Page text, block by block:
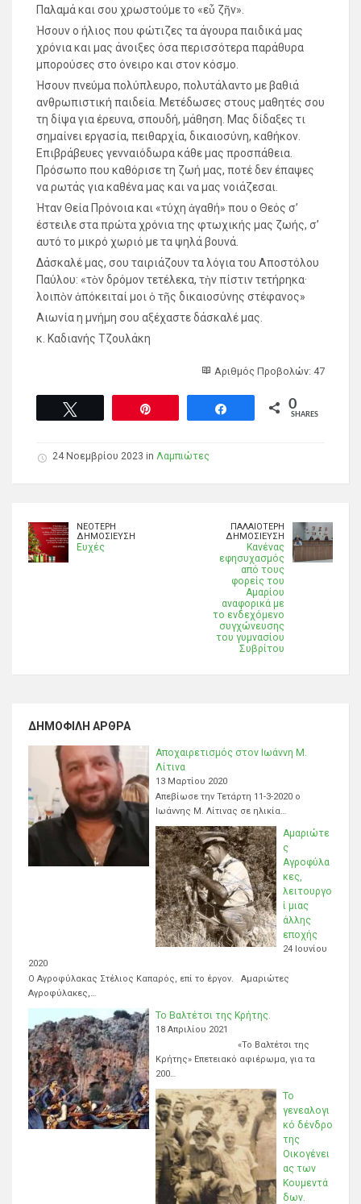
Παλαμά και σου χρωστούμε το «εὖ ζῆν».
Ήσουν ο ήλιος που φώτιζες τα άγουρα παιδικά μας
χρόνια και μας άνοιξες όσα περισσότερα παράθυρα
μπορούσες στο όνειρο και στον κόσμο.
Ήσουν πνεύμα πολύπλευρο, πολυτάλαντο με βαθιά
ανθρωπιστική παιδεία. Μετέδωσες στους μαθητές σου
τη δίψα για έρευνα, σπουδή, μάθηση. Μας δίδαξες τι
σημαίνει εργασία, πειθαρχία, δικαιοσύνη, καθήκον.
Επιβράβευες γενναιόδωρα κάθε μας προσπάθεια.
Πρόσωπο που καθόρισε τη ζωή μας, ποτέ δεν έπαψες
να ρωτάς για καθένα μας και να μας νοιάζεσαι.
Ήταν Θεία Πρόνοια και «τύχη ἀγαθή» που ο Θεός σ’
έστειλε στα πρώτα χρόνια της φτωχικής μας ζωής, σ’
αυτό το μικρό χωριό με τα ψηλά βουνά.
Δάσκαλέ μας, σου ταιριάζουν τα λόγια του Αποστόλου
Παύλου: «τὸν δρόμον τετέλεκα, τὴν πίστιν τετήρηκα·
λοιπὸν ἀπόκειταί μοι ὁ τῆς δικαιοσύνης στέφανος»
Αιωνία η μνήμη σου αξέχαστε δάσκαλέ μας.
κ. Καδιανής Τζουλάκη
Αριθμός Προβολών: 47
0
SHARES
24 Νοεμβρίου 2023 in Λαμπιώτες
ΝΕΌΤΕΡΗ
ΔΗΜΟΣΊΕΥΣΗ
Ευχές
ΠΑΛΑΙΌΤΕΡΗ
ΔΗΜΟΣΊΕΥΣΗ
Κανένας
εφησυχασμός
από τους
φορείς του
Αμαρίου
αναφορικά με
το ενδεχόμενο
συγχώνευσης
του γυμνασίου
Συβρίτου
ΔΗΜΟΦΙΛΉ ΆΡΘΡΑ
Αποχαιρετισμός στον Ιωάννη Μ.
Λίτινα
13 Μαρτίου 2020
Απεβίωσε την Τετάρτη 11-3-2020 ο
Ιωάννης Μ. Λίτινας σε ηλικία…
Αμαριώτε
ς
Αγροφύλα
κες,
λειτουργο
ί μιας
άλλης
εποχής
24 Ιουνίου
2020
Ο Αγροφύλακας Στέλιος Καπαρός, επί το έργον. Αμαριώτες
Αγροφύλακες,…
Το Βαλτέτσι της Κρήτης.
18 Απριλίου 2021
«Το Βαλτέτσι της
Κρήτης» Επετειακό αφιέρωμα, για τα
200…
Το
γενεαλογι
κό δένδρο
της
Οικογένει
ας των
Κουμεντά
δων.